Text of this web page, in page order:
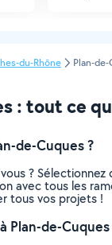
du-Rhône Plan-
: tout ce
de-Cuques ?
?
avec tous les
tous vos projets !
Plan-de-Cuques